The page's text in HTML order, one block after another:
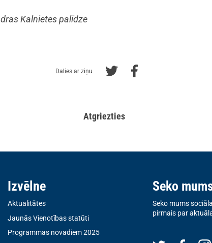
Kalnietes palīdze
Dalies ar ziņu
Atgriezties
Izvēlne
Aktualitātes
Jaunās Vienotības statūti
Programmas novadiem 2025
Seko
Seko mums
pirmais par